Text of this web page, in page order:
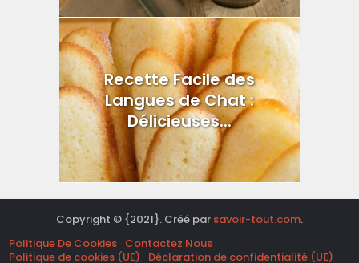
Recette Facile des
Langues de Chat :
Délicieuses...
Copyright © {2021}. Créé par savoir-tout.com.
Politique De Cookies Contactez Nous
Politique de cookies (UE)
Déclaration de confidentialité (UE)